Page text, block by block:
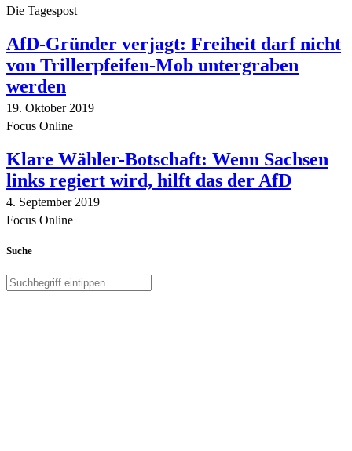
Die Tagespost
AfD-Gründer verjagt: Freiheit darf nicht
von Trillerpfeifen-Mob untergraben
werden
19. Oktober 2019
Focus Online
Klare Wähler-Botschaft: Wenn Sachsen
links regiert wird, hilft das der AfD
4. September 2019
Focus Online
Suche